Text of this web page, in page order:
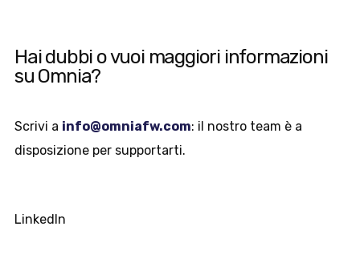
Hai dubbi o vuoi maggiori informazioni
su Omnia?
Scrivi a info@omniafw.com: il nostro team è a
disposizione per supportarti.
LinkedIn